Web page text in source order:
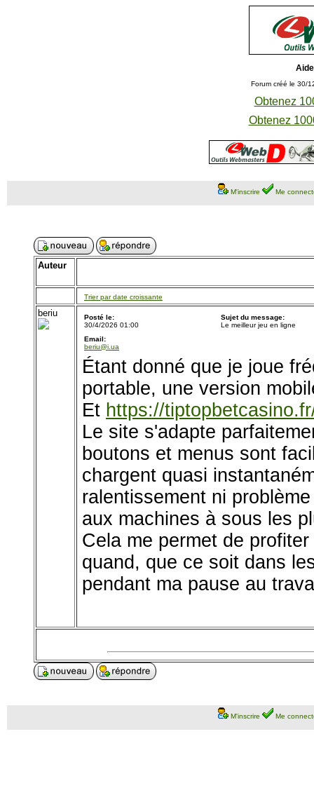
Forum créé le 30/
Obtenez
Obtenez
M'inscrire Me
Auteur
Trier par date croissante
beriu
Posté le:
30/4/2026 01:00
Sujet du message:
Le meilleur jeu en ligne
Email:
beriu@i.ua
Étant donné que je joue
portable, une version
Et https://
Le site s'adapte
boutons et menus sont
chargent quasi
ralentissement ni
aux machines à sous les
Cela me permet de
quand, que ce soit dans
pendant ma pause au
M'inscrire Me